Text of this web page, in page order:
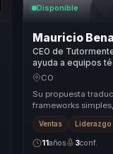
Disponible
Mauricio
CEO de
ayuda a equipos
liderazgo,
CO
Su propuesta
frameworks
conversaciones
equipos convier...
Ventas Liderazgo
11años 3conf.